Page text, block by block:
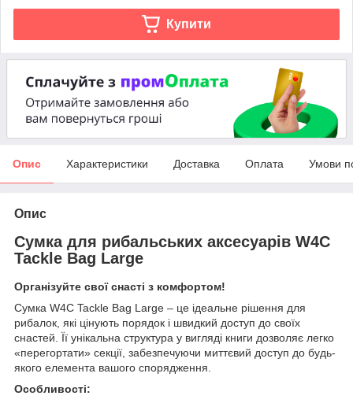
Купити
Опис Характеристики Доставка Оплата Умови
Опис
Сумка для рибальських аксесуарів W4C
Tackle Bag Large
Організуйте свої снасті з комфортом!
Сумка W4C Tackle Bag Large – це ідеальне рішення для
рибалок, які цінують порядок і швидкий доступ до своїх
снастей. Її унікальна структура у вигляді книги дозволяє легко
«перегортати» секції, забезпечуючи миттєвий доступ до будь-
якого елемента вашого спорядження.
Особливості: